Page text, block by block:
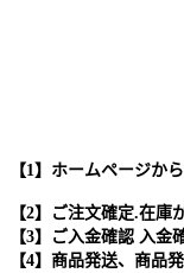
【1】ホームページか
【2】ご注文確定.在庫
【3】ご入金確認 入金
【4】商品発送、商品